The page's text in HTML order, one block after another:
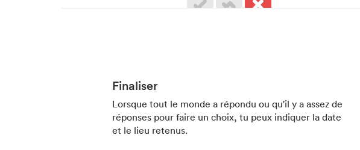
Finaliser
Lorsque tout le monde a répondu ou qu'il y a assez de
réponses pour faire un choix, tu peux indiquer la date
et le lieu retenus.